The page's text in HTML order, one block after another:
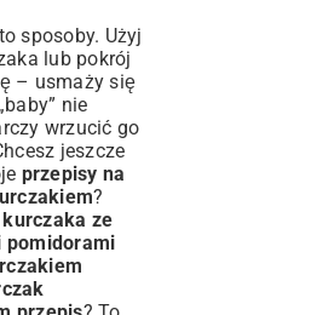
sposoby. Użyj
lub pokrój
– usmaży się
nie
wrzucić go
jeszcze
przepisy na
?
ze
pomidorami